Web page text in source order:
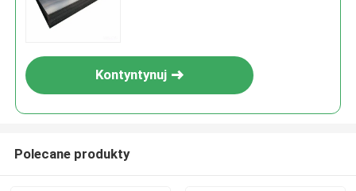
Kontyntynuj
Polecane produkty